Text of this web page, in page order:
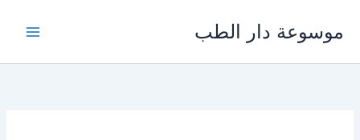
المحتوى
موسوعة دار الطب